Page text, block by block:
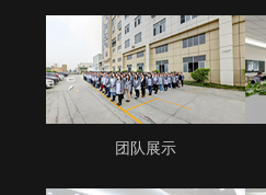
团队展示